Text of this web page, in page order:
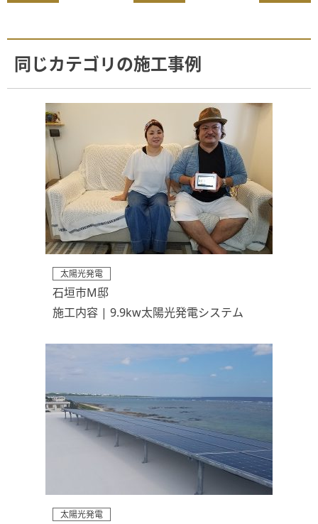
同じカテゴリの施工事例
太陽光発電
石垣市M邸
施工内容 | 9.9kw太陽光発電システム
太陽光発電